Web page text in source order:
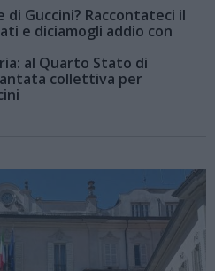
di Guccini? Raccontateci il
e diciamogli addio con
al Quarto Stato di
collettiva per